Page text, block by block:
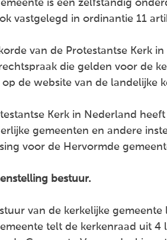
is een zelfstandig
vastgelegd in ordinantie 11
van de Protestantse Kerk
die gelden voor de
de website van de landelijke
Kerk in Nederland
gemeenten en andere
voor de Hervormde
bestuur.
van de kerkelijke
telt de kerkenraad uit 4